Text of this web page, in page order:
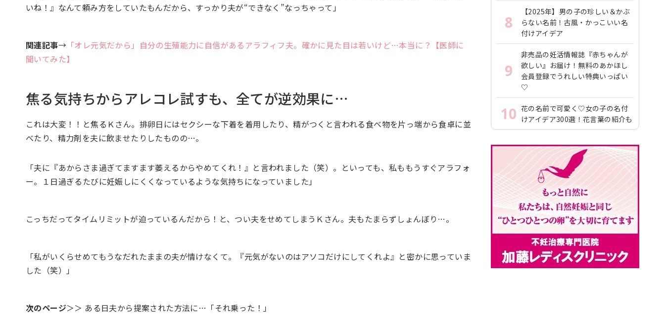
いね！』なんて頼み方をしていたもんだから、すっかり夫が“できなく”なっちゃって」
関連記事→ 「オレ元気だから」自分の生殖能力に自信があるアラフィフ夫。確かに見た目は若いけど…本当に？【医師に
聞いてみた】
焦る気持ちからアレコレ試すも、全てが逆効果に…
これは大変！！と焦るＫさん。排卵日にはセクシーな下着を着用したり、精がつくと言われる食べ物を片っ端から食卓に並
べたり、精力剤を夫に飲ませたりしたものの…。
「夫に『あからさま過ぎてますます萎えるからやめてくれ！』と言われました（笑）。といっても、私ももうすぐアラフォ
ー。１日過ぎるたびに妊娠しにくくなっているような気持ちになっていました」
こっちだってタイムリミットが迫っているんだから！と、つい夫をせめてしまうＫさん。夫もたまらずしょんぼり…。
「私がいくらせめてもうなだれたままの夫が情けなくて。『元気がないのはアソコだけにしてくれよ』と密かに思っていま
した（笑）」
次のページ＞＞ ある日夫から提案された方法に…「それ乗った！」
8
【2025年】男の子の珍しい＆かぶ
らない名前！古風・かっこいい名
付けアイデア
9
非売品の妊活情報誌『赤ちゃんが
欲しい』お届け！無料のあかほし
会員登録でうれしい特典いっぱい
♡
10 花の名前で可愛く♡女の子の名付
けアイデア300選！花言葉の紹介も